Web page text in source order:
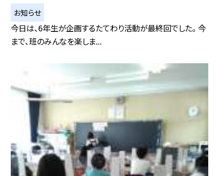
お知らせ
今日は、6年生が企画するたてわり活動が最終回でした。 今
まで、班のみんなを楽しま...